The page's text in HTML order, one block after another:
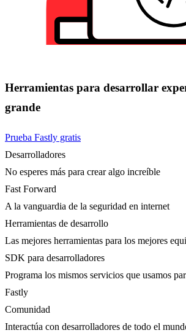
Herramientas para desarrollar
grande
Prueba Fastly gratis
Desarrolladores
No esperes más para crear algo increíble
Fast Forward
A la vanguardia de la seguridad en internet
Herramientas de desarrollo
Las mejores herramientas para los mejores
SDK para desarrolladores
Programa los mismos servicios que usamos
Fastly
Comunidad
Interactúa con desarrolladores de todo el